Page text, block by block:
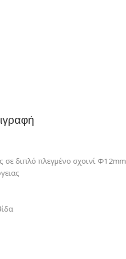
σε διπλό πλεγμένο σχοινί Φ12mm